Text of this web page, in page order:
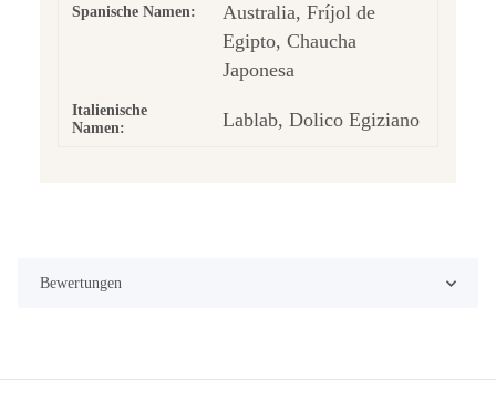
Spanische Namen:
Australia, Fríjol de
Egipto, Chaucha
Japonesa
Italienische
Namen:
Lablab, Dolico Egiziano
Bewertungen